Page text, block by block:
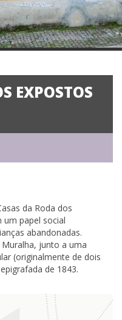
EXPOSTOS
da Roda dos
um papel social
abandonadas.
junto a uma
(originalmente de dois
de 1843.